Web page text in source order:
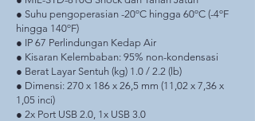
● Suhu pengoperasian -20ºC hingga 60ºC (-4ºF
hingga 140ºF)
● IP 67 Perlindungan Kedap Air
● Kisaran Kelembaban: 95% non-kondensasi
● Berat Layar Sentuh (kg) 1.0 / 2.2 (lb)
● Dimensi: 270 x 186 x 26,5 mm (11,02 x 7,36 x
1,05 inci)
● 2x Port USB 2.0, 1x USB 3.0